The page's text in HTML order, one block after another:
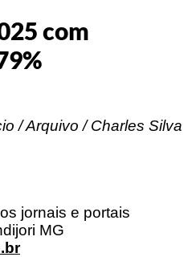
com
/ Arquivo / Charles Silva
jornais e portais
MG